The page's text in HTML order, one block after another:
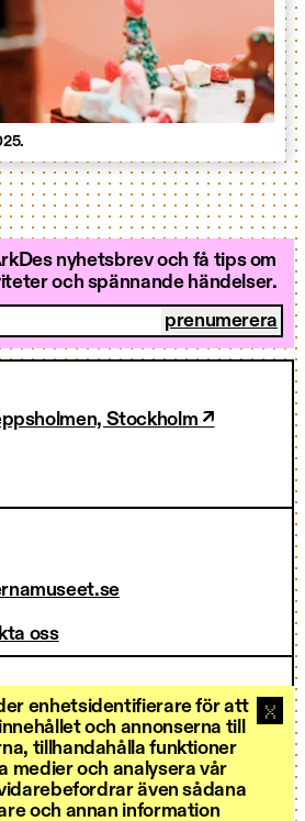
enhetsidentifierare för att
och annonserna till
tillhandahålla funktioner
medier och analysera vår
även sådana
och annan information
nyhetsbrev och få tips om
och spännande händelser.
Stockholm ↗
oss